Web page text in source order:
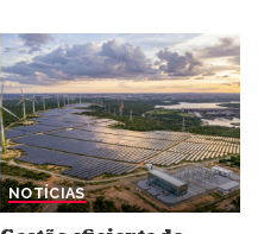
NOTÍCIAS